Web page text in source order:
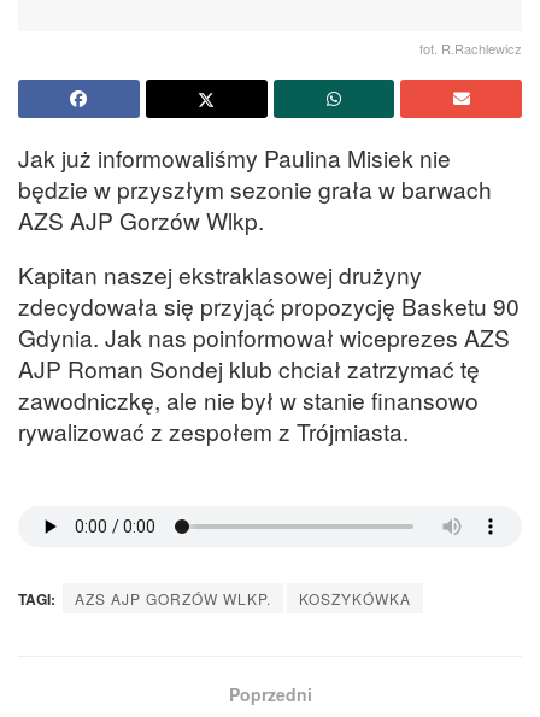
fot. R.Rachlewicz
Jak już informowaliśmy Paulina Misiek nie
będzie w przyszłym sezonie grała w barwach
AZS AJP Gorzów Wlkp.
Kapitan naszej ekstraklasowej drużyny
zdecydowała się przyjąć propozycję Basketu 90
Gdynia. Jak nas poinformował wiceprezes AZS
AJP Roman Sondej klub chciał zatrzymać tę
zawodniczkę, ale nie był w stanie finansowo
rywalizować z zespołem z Trójmiasta.
TAGI: AZS AJP GORZÓW WLKP. KOSZYKÓWKA
Poprzedni